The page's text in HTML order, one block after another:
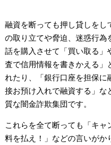
融資を断っても押し貸しをし
の取り立てや脅迫、迷惑行為
話を購入させて「買い取る」
査で信用情報を書きかえる」
れたり、「銀行口座を担保に
接お預け入れで融資する」な
質な闇金詐欺集団です。
これらを全て断っても「キ
料を払え！」などの言いがか